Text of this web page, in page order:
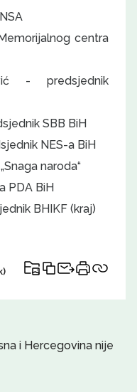
centra
- predsjednik
SBB BiH
NES-a BiH
naroda“
PDA BiH
BHIKF (kraj)
i Hercegovina nije